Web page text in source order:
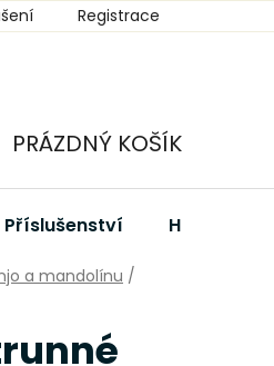
Registrace
PRÁZDNÝ KOŠÍK
Příslušenství Hudební
a mandolínu /